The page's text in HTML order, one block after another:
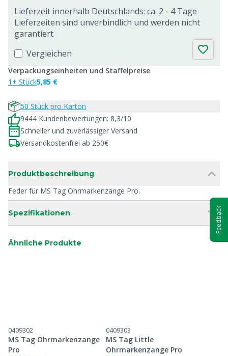
Lieferzeit innerhalb Deutschlands: ca. 2 - 4 Tage
Lieferzeiten sind unverbindlich und werden nicht
garantiert
Vergleichen
Verpackungseinheiten und Staffelpreise
1+ Stück5,85 €
50 Stück pro Karton
9444 Kundenbewertungen: 8,3/10
Schneller und zuverlässiger Versand
Versandkostenfrei ab 250€
Produktbeschreibung
Feder für MS Tag Ohrmarkenzange Pro.
Spezifikationen
Ähnliche Produkte
0409302
MS Tag Ohrmarkenzange
Pro
0409303
MS Tag Little
Ohrmarkenzange Pro
Feedback